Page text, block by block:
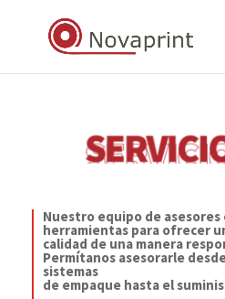
Nuestro equipo de
herramientas para ofrecer
calidad de una manera
Permítanos asesorarle
sistemas
de empaque hasta el